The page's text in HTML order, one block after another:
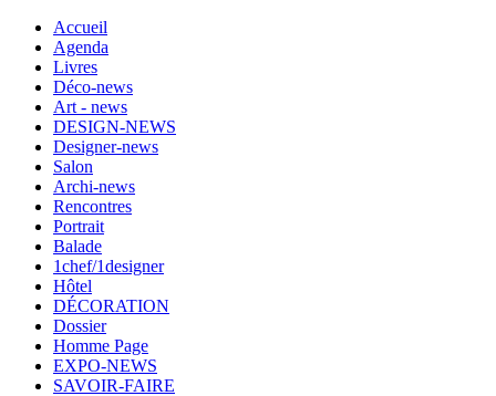
Accueil
Agenda
Livres
Déco-news
Art - news
DESIGN-NEWS
Designer-news
Salon
Archi-news
Rencontres
Portrait
Balade
1chef/1designer
Hôtel
DÉCORATION
Dossier
Homme Page
EXPO-NEWS
SAVOIR-FAIRE